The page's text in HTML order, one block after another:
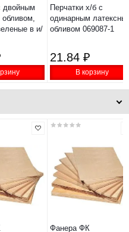
двойным
в и/
Перчатки х/б с
одинарным
обливом 069087-1
21.84 ₽
В корзину
Фанера ФК